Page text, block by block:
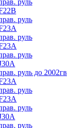
руль
руль
руль
руль
руль до 2002гв
руль
руль
руль